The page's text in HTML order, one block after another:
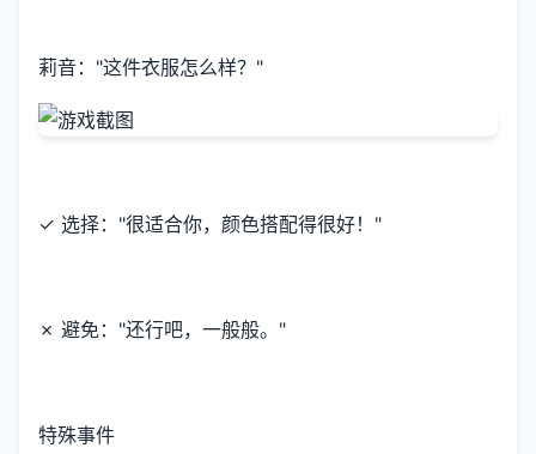
莉音："这件衣服怎么样？"
✓ 选择："很适合你，颜色搭配得很好！"
✗ 避免："还行吧，一般般。"
特殊事件